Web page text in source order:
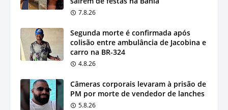
7.8.26
Segunda morte é confirmada após
colisão entre ambulância de Jacobina e
carro na BR-324
4.8.26
Câmeras corporais levaram à prisão de
PM por morte de vendedor de lanches
5.8.26